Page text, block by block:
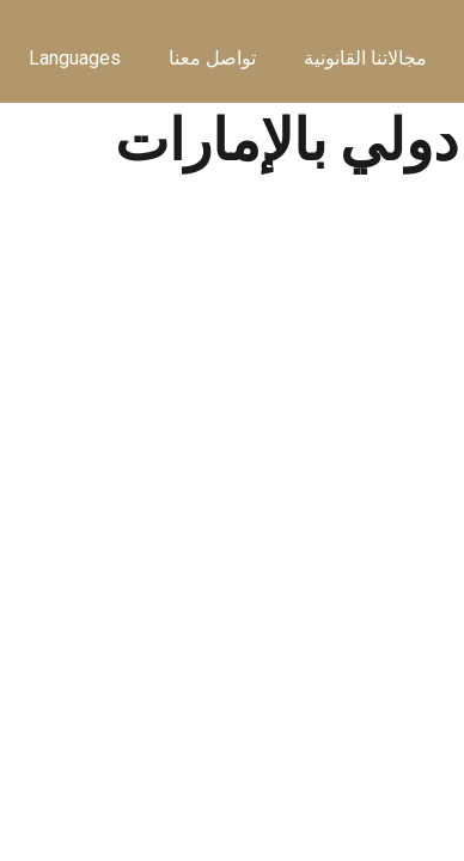
مجالاتنا القانونية تواصل معنا Languages